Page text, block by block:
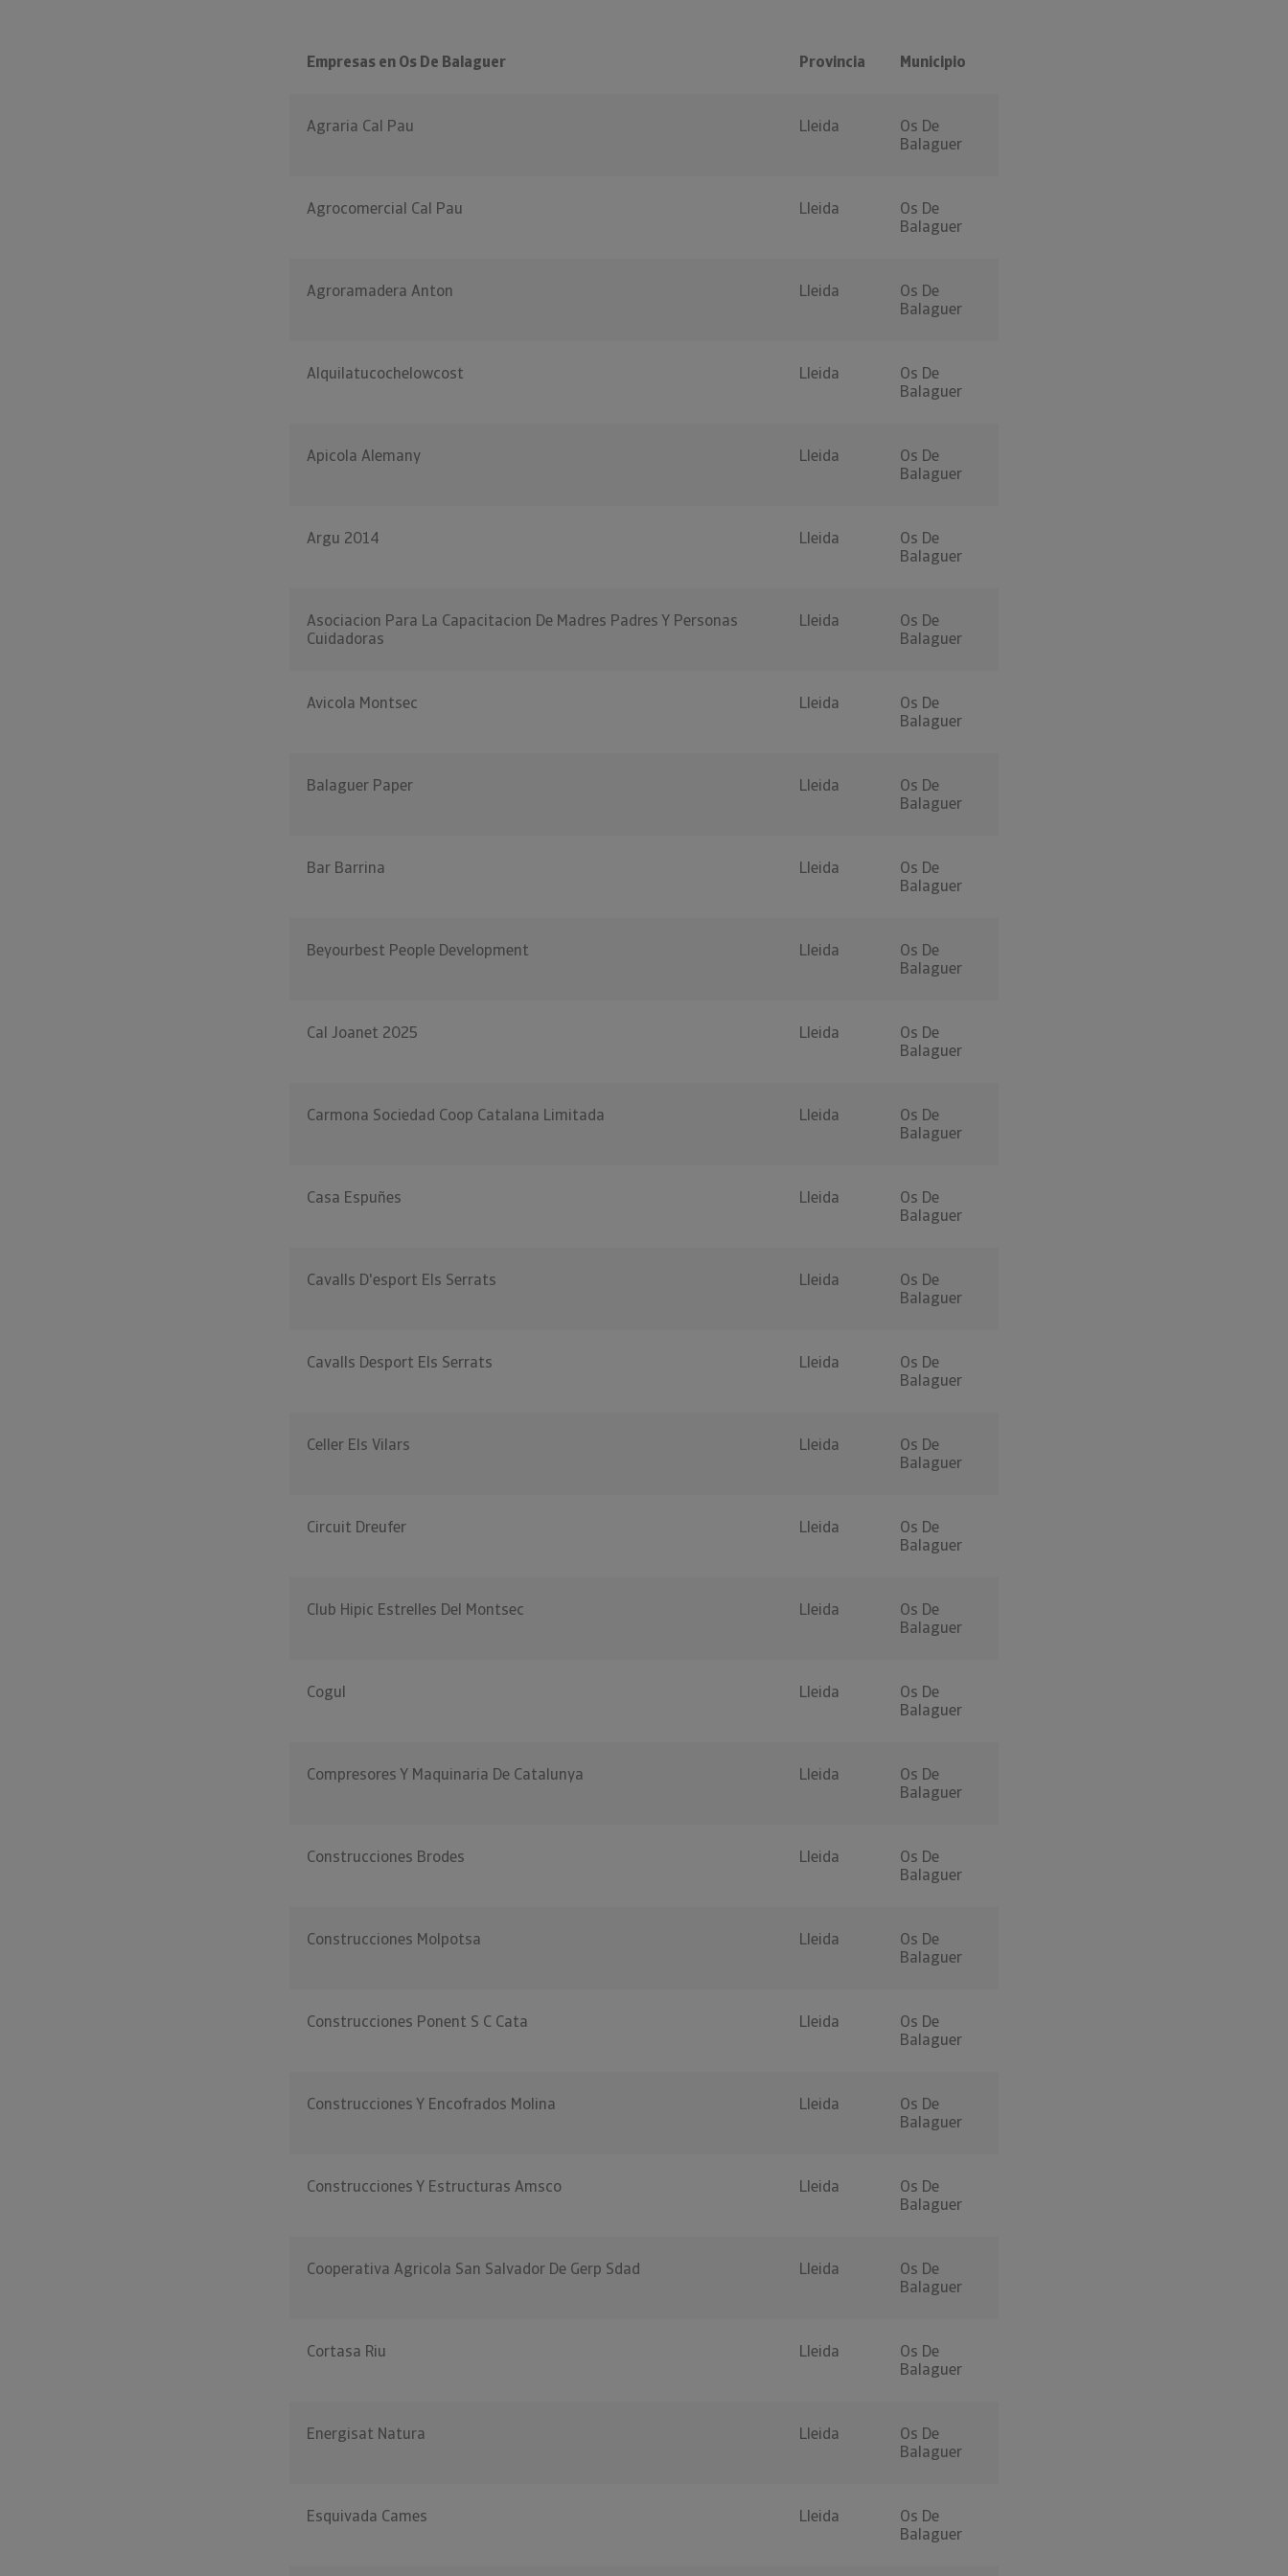
Empresas en Os De Balaguer Provincia Municipio
Agraria Cal Pau Lleida
Os De
Balaguer
Agrocomercial Cal Pau Lleida
Os De
Balaguer
Agroramadera Anton Lleida
Os De
Balaguer
Alquilatucochelowcost Lleida
Os De
Balaguer
Apicola Alemany Lleida
Os De
Balaguer
Argu 2014 Lleida
Os De
Balaguer
Asociacion Para La Capacitacion De Madres Padres Y Personas
Cuidadoras
Lleida
Os De
Balaguer
Avicola Montsec Lleida
Os De
Balaguer
Balaguer Paper Lleida
Os De
Balaguer
Bar Barrina Lleida
Os De
Balaguer
Beyourbest People Development Lleida
Os De
Balaguer
Cal Joanet 2025 Lleida
Os De
Balaguer
Carmona Sociedad Coop Catalana Limitada Lleida
Os De
Balaguer
Casa Espuñes Lleida
Os De
Balaguer
Cavalls D'esport Els Serrats Lleida
Os De
Balaguer
Cavalls Desport Els Serrats Lleida
Os De
Balaguer
Celler Els Vilars Lleida
Os De
Balaguer
Circuit Dreufer Lleida
Os De
Balaguer
Club Hipic Estrelles Del Montsec Lleida
Os De
Balaguer
Cogul Lleida
Os De
Balaguer
Compresores Y Maquinaria De Catalunya Lleida
Os De
Balaguer
Construcciones Brodes Lleida
Os De
Balaguer
Construcciones Molpotsa Lleida
Os De
Balaguer
Construcciones Ponent S C Cata Lleida
Os De
Balaguer
Construcciones Y Encofrados Molina Lleida
Os De
Balaguer
Construcciones Y Estructuras Amsco Lleida
Os De
Balaguer
Cooperativa Agricola San Salvador De Gerp Sdad Lleida
Os De
Balaguer
Cortasa Riu Lleida
Os De
Balaguer
Energisat Natura Lleida
Os De
Balaguer
Esquivada Cames Lleida
Os De
Balaguer